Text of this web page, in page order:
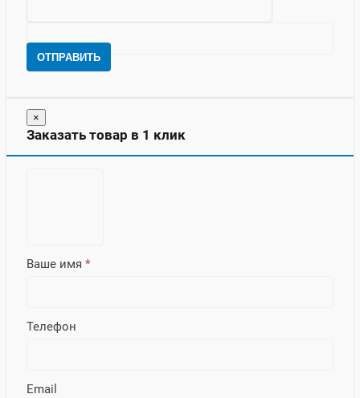
ОТПРАВИТЬ
×
Заказать товар в 1 клик
Ваше имя *
Телефон
Email